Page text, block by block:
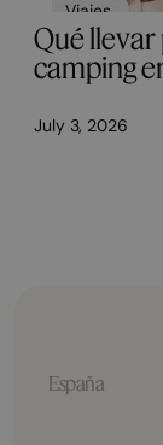
Viajes
Qué
camping
July 3, 2026
España